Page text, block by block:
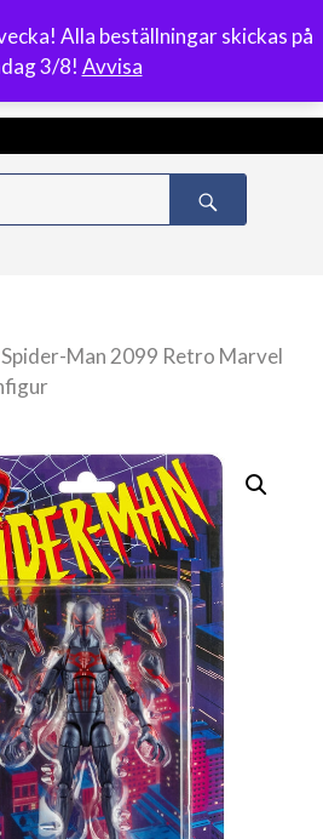
Alla beställningar skickas på
3/8! Avvisa
0
Man 2099 Retro Marvel